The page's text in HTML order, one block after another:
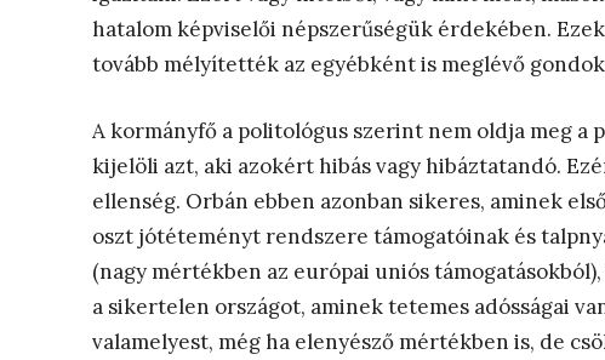
hatalom képviselői népszerűségük érdekében.
tovább mélyítették az egyébként is meglévő
A kormányfő a politológus szerint nem oldja meg a
kijelöli azt, aki azokért hibás vagy hibáztatandó.
ellenség. Orbán ebben azonban sikeres, aminek
oszt jótéteményt rendszere támogatóinak és
(nagy mértékben az európai uniós
a sikertelen országot, aminek tetemes adósságai
valamelyest, még ha elenyésző mértékben is, de